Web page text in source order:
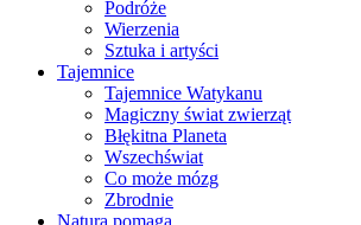
Podróże
Wierzenia
Sztuka i artyści
Tajemnice
Tajemnice Watykanu
Magiczny świat zwierząt
Błękitna Planeta
Wszechświat
Co może mózg
Zbrodnie
Natura pomaga